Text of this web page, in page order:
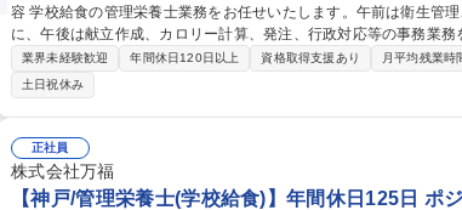
容 学校給食の管理栄養士業務をお任せいたします。午前は衛生管
に、午後は献立作成、カロリー計算、発注、行政対応等の事務業務をバ
的には】 ■午前(現場):衛生管理、盛付、アレルギー食の確認、メニ
在庫管理、献立カロリー計算･作成等 ＜＜働き方の魅力＞＞午前は
働けます。年間休日125日とお休みも多く、ブランクからの復職や
環境です。子どもの笑顔を作るやりがいのあるお仕事です。 募集職種 【神戸/管理栄養士(学校給食)】年間休日12
5日/ブランクのある方も歓迎◎
業界未経験歓迎 年間休日120日以上 資格取得支援あり 月平均残業時
土日祝休み
正社員
株式会社万福
【神戸/管理栄養士(学校給食)】年間休日125日 ポ